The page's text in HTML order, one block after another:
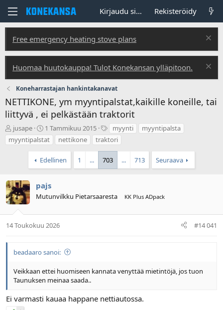
Kirjaudu sisään Rekisteröidy
Free emergency heating stove plans
Huomaa huutokauppa! Tulot Konekansan ylläpitoon.
Koneharrastajan hankintakanavat
NETTIKONE, ym myyntipalstat,kaikille koneille, tai
liittyvä , ei pelkästään traktorit
V
i
e
k
e
t
n
o
t
t
jusape
A
l
o
t
u
s
p
ä
v
ä
ä
ä
1 Tammikuu 2015
T
u
n
n
i
s
e
myynti
myyntipalsta
myyntipalstat
nettikone traktori
Edellinen 1 ... 703 ... 713 Seuraava
pajs
Mutunvilkku Pietarsaaresta KK Plus ADpack
14 Toukokuu 2026 #14 041
beadaaro sanoi:
Veikkaan ettei huomiseen kannata venyttää mietintöjä, jos tuon
Taunuksen meinaa saada..
Ei varmasti kauaa happane nettiautossa.